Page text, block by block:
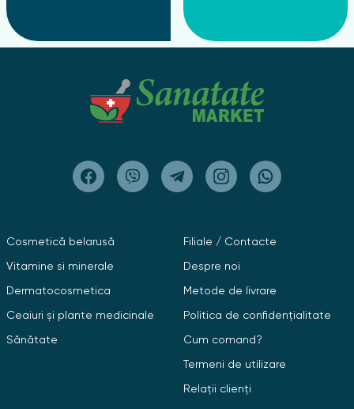
Cosmetică belarusă
Vitamine si minerale
Dermatocosmetica
Ceaiuri și plante medicinale
Sănătate
Filiale / Contacte
Despre noi
Metode de livrare
Politica de confidențialitate
Cum comand?
Termeni de utilizare
Relații clienți